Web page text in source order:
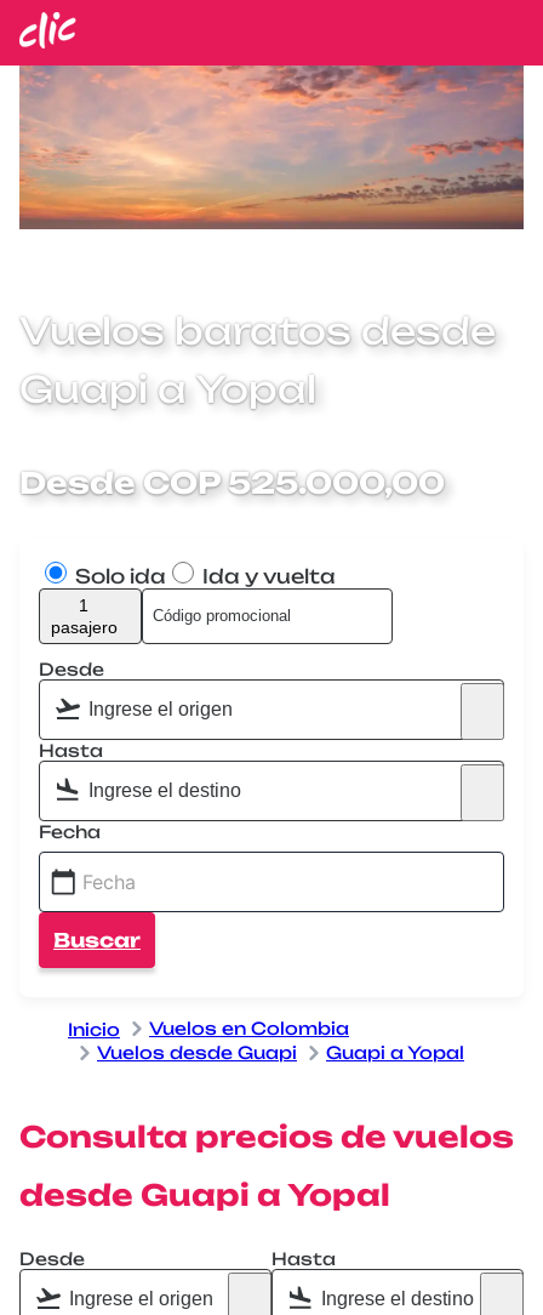
Vuelos baratos desde
Guapi a Yopal
Desde COP 525.000,00
Solo ida Ida y vuelta
1
pasajero
Desde
Hasta
Fecha
Buscar
Inicio
Vuelos en Colombia
Vuelos desde Guapi
Guapi a Yopal
Consulta precios de vuelos
desde Guapi a Yopal
Desde Hasta